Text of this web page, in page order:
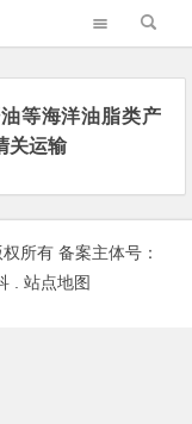
等海洋油脂类产
关运输
所有 备案主体号：
. 站点地图